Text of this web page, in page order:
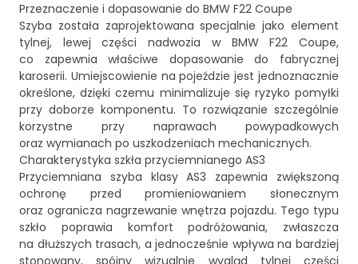
Przeznaczenie i dopasowanie do BMW F22 Coupe
Szyba została zaprojektowana specjalnie jako element
tylnej, lewej części nadwozia w BMW F22 Coupe,
co zapewnia właściwe dopasowanie do fabrycznej
karoserii. Umiejscowienie na pojeździe jest jednoznacznie
określone, dzięki czemu minimalizuje się ryzyko pomyłki
przy doborze komponentu. To rozwiązanie szczególnie
korzystne przy naprawach powypadkowych
oraz wymianach po uszkodzeniach mechanicznych.
Charakterystyka szkła przyciemnianego AS3
Przyciemniana szyba klasy AS3 zapewnia zwiększoną
ochronę przed promieniowaniem słonecznym
oraz ogranicza nagrzewanie wnętrza pojazdu. Tego typu
szkło poprawia komfort podróżowania, zwłaszcza
na dłuższych trasach, a jednocześnie wpływa na bardziej